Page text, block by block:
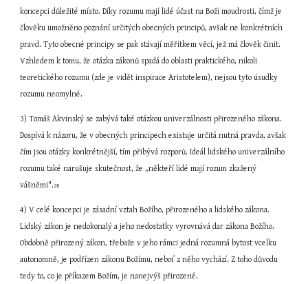
koncepci důležité místo. Díky rozumu mají lidé účast na Boží moudrosti, čímž je
člověku umožněno poznání určitých obecných principů, avšak ne konkrétních
pravd. Tyto obecné principy se pak stávají měřítkem věcí, jež má člověk činit.
Vzhledem k tomu, že otázka zákonů spadá do oblasti praktického, nikoli
teoretického rozumu (zde je vidět inspirace Aristotelem), nejsou tyto úsudky
rozumu neomylné.
3) Tomáš Akvinský se zabývá také otázkou univerzálnosti přirozeného zákona.
Dospívá k názoru, že v obecných principech existuje určitá nutná pravda, avšak
čím jsou otázky konkrétnější, tím přibývá rozporů. Ideál lidského univerzálního
rozumu také narušuje skutečnost, že „někteří lidé mají rozum zkažený
vášněmi".28
4) V celé koncepci je zásadní vztah Božího, přirozeného a lidského zákona.
Lidský zákon je nedokonalý a jeho nedostatky vyrovnává dar zákona Božího.
Obdobně přirozený zákon, třebaže v jeho rámci jedná rozumná bytost vcelku
autonomně, je podřízen zákonu Božímu, neboť z něho vychází. Z toho důvodu
tedy to, co je příkazem Božím, je nanejvýš přirozené.